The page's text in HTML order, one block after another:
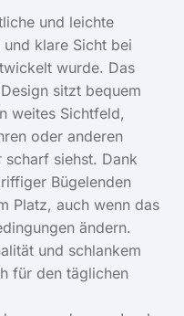
und leichte
klare Sicht bei
wurde. Das
sitzt bequem
weites Sichtfeld,
oder anderen
scharf siehst. Dank
Bügelenden
Platz, auch wenn das
ändern.
und schlankem
für den täglichen